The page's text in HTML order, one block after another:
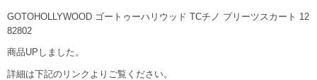
GOTOHOLLYWOOD ゴートゥーハリウッド TCチノ プリーツスカート 12
82802
商品UPしました。
詳細は下記のリンクよりご覧ください。